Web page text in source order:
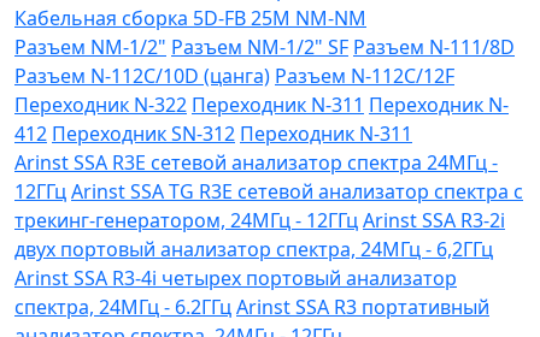
Кабельная сборка 5D-FB 25М NM-NM
Разъем NM-1/2" Разъем NM-1/2" SF Разъем N-111/8D
Разъем N-112C/10D (цанга) Разъем N-112C/12F
Переходник N-322 Переходник N-311 Переходник N-
412 Переходник SN-312 Переходник N-311
Arinst SSA R3Е сетевой анализатор спектра 24МГц -
12ГГцArinst SSA TG R3Е сетевой анализатор спектра с
трекинг-генератором, 24МГц - 12ГГцArinst SSA R3-2i
двух портовый анализатор спектра, 24МГц - 6,2ГГц
Arinst SSA R3-4i четырех портовый анализатор
спектра, 24МГц - 6.2ГГцArinst SSA R3 портативный